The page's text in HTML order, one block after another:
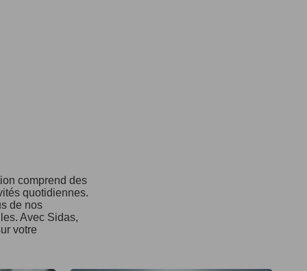
comprend des
quotidiennes.
de nos
Avec Sidas,
votre